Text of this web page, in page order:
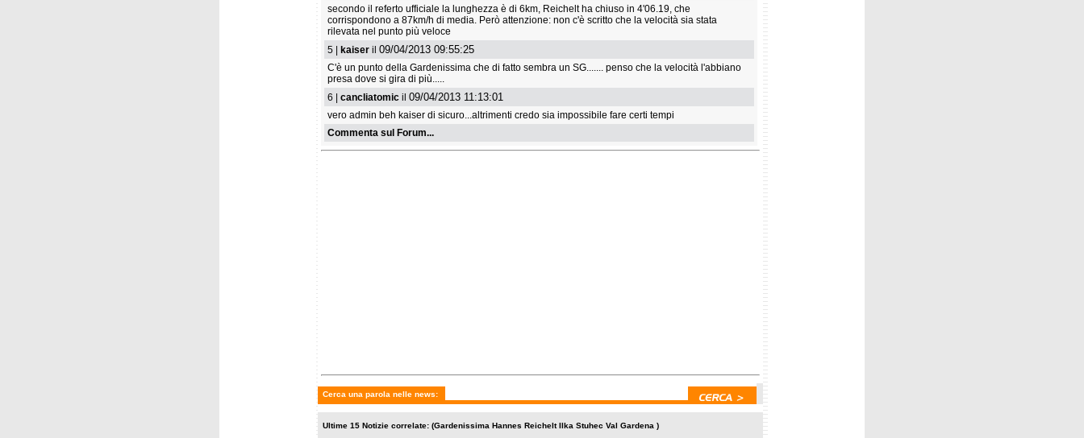
secondo il referto ufficiale la lunghezza è di 6km, Reichelt ha chiuso in 4'06.19, che
corrispondono a 87km/h di media. Però attenzione: non c'è scritto che la velocità sia stata
rilevata nel punto più veloce
5 |
kaiser il 09/04/2013 09:55:25
C'è un punto della Gardenissima che di fatto sembra un SG....... penso che la velocità l'abbiano
presa dove si gira di più.....
6 | cancliatomic il 09/04/2013 11:13:01
vero admin beh kaiser di sicuro...altrimenti credo sia impossibile fare certi tempi
Commenta sul Forum...
Cerca una parola nelle news:
Ultime 15 Notizie correlate: (Gardenissima Hannes Reichelt Ilka Stuhec Val Gardena )